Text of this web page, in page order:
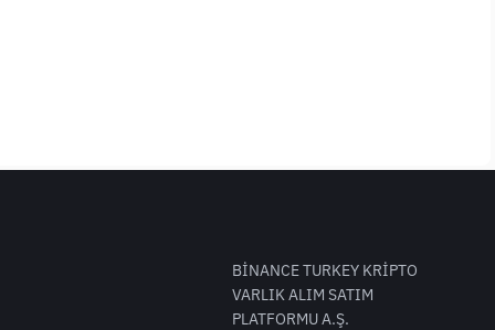
BİNANCE TURKEY KRİPTO
VARLIK ALIM SATIM
PLATFORMU A.Ş.